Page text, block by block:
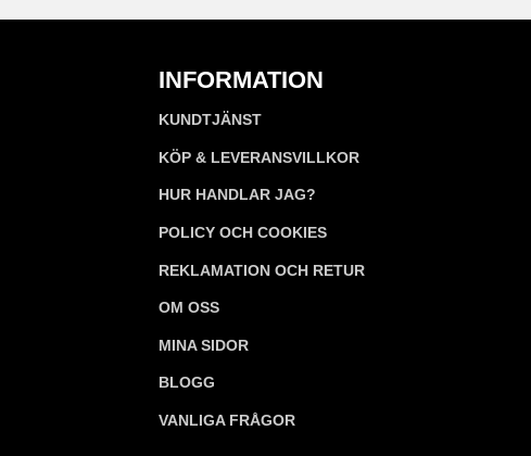
INFORMATION
KUNDTJÄNST
KÖP & LEVERANSVILLKOR
HUR HANDLAR JAG?
POLICY OCH COOKIES
REKLAMATION OCH RETUR
OM OSS
MINA SIDOR
BLOGG
VANLIGA FRÅGOR